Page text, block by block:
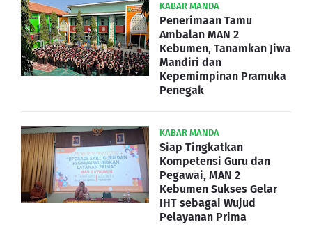
KABAR MANDA
Penerimaan Tamu
Ambalan MAN 2
Kebumen, Tanamkan Jiwa
Mandiri dan
Kepemimpinan Pramuka
Penegak
KABAR MANDA
Siap Tingkatkan
Kompetensi Guru dan
Pegawai, MAN 2
Kebumen Sukses Gelar
IHT sebagai Wujud
Pelayanan Prima